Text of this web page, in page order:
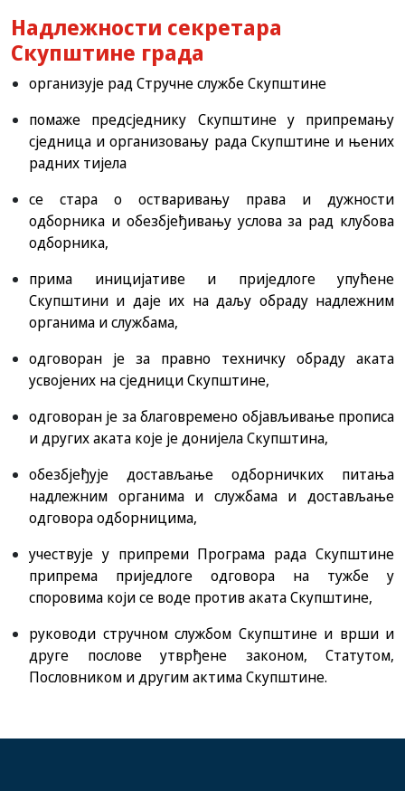
Надлежности секретара
Скупштине града
организује рад Стручне службе Скупштине
помаже предсједнику Скупштине у припремању
сједница и организовању рада Скупштине и њених
радних тијела
се стара о остваривању права и дужности
одборника и обезбјеђивању услова за рад клубова
одборника,
прима иницијативе и приједлоге упућене
Скупштини и даје их на даљу обраду надлежним
органима и службама,
одговоран је за правно техничку обраду аката
усвојених на сједници Скупштине,
одговоран је за благовремено објављивање прописа
и других аката које је донијела Скупштина,
обезбјеђује достављање одборничких питања
надлежним органима и службама и достављање
одговора одборницима,
учествује у припреми Програма рада Скупштине
припрема приједлоге одговора на тужбе у
споровима који се воде против аката Скупштине,
руководи стручном службом Скупштине и врши и
друге послове утврђене законом, Статутом,
Пословником и другим актима Скупштине.